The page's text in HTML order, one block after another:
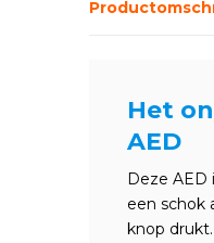
Het
AED
Deze AED
een schok
knop